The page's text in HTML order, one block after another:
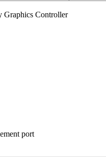
Graphics Controller
port